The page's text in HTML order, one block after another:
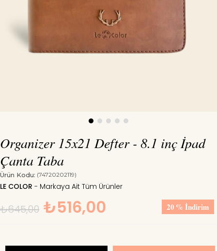
Organizer 15x21 Defter - 8.1 inç İpad
Çanta Taba
Ürün Kodu: (74720202119)
LE COLOR
%
20 İndirim
₺645,00 ₺516,00